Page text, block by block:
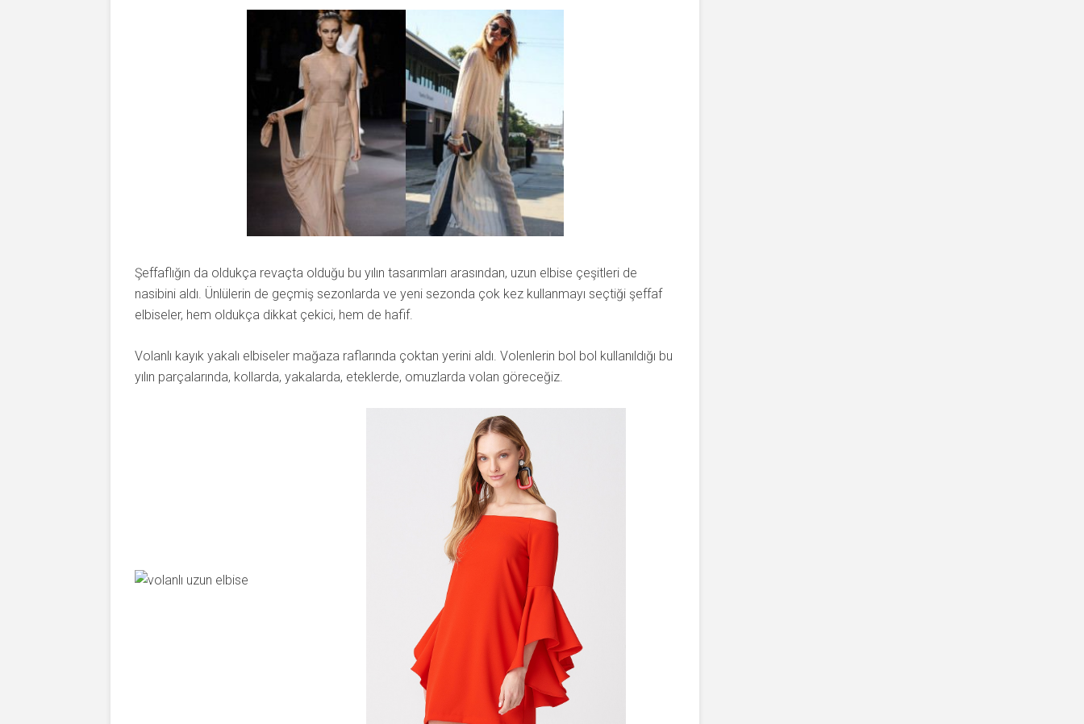
Şeffaflığın da oldukça revaçta olduğu bu yılın tasarımları arasından, uzun elbise çeşitleri de
nasibini aldı. Ünlülerin de geçmiş sezonlarda ve yeni sezonda çok kez kullanmayı seçtiği şeffaf
elbiseler, hem oldukça dikkat çekici, hem de hafif.
Volanlı kayık yakalı elbiseler mağaza raflarında çoktan yerini aldı. Volenlerin bol bol kullanıldığı bu
yılın parçalarında, kollarda, yakalarda, eteklerde, omuzlarda volan göreceğiz.